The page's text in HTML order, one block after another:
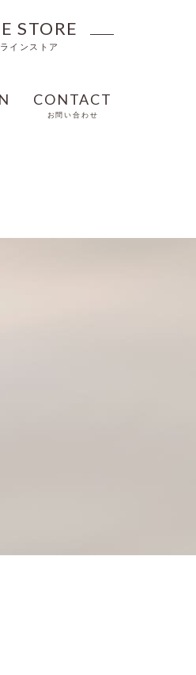
STORE
インストア
CONTACT
お問い合わせ